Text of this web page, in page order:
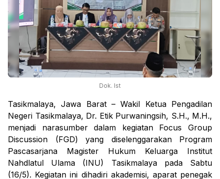
Dok. Ist
Tasikmalaya, Jawa Barat – Wakil Ketua Pengadilan
Negeri Tasikmalaya, Dr. Etik Purwaningsih, S.H., M.H.,
menjadi narasumber dalam kegiatan Focus Group
Discussion (FGD) yang diselenggarakan Program
Pascasarjana Magister Hukum Keluarga Institut
Nahdlatul Ulama (INU) Tasikmalaya pada Sabtu
(16/5). Kegiatan ini dihadiri akademisi, aparat penegak